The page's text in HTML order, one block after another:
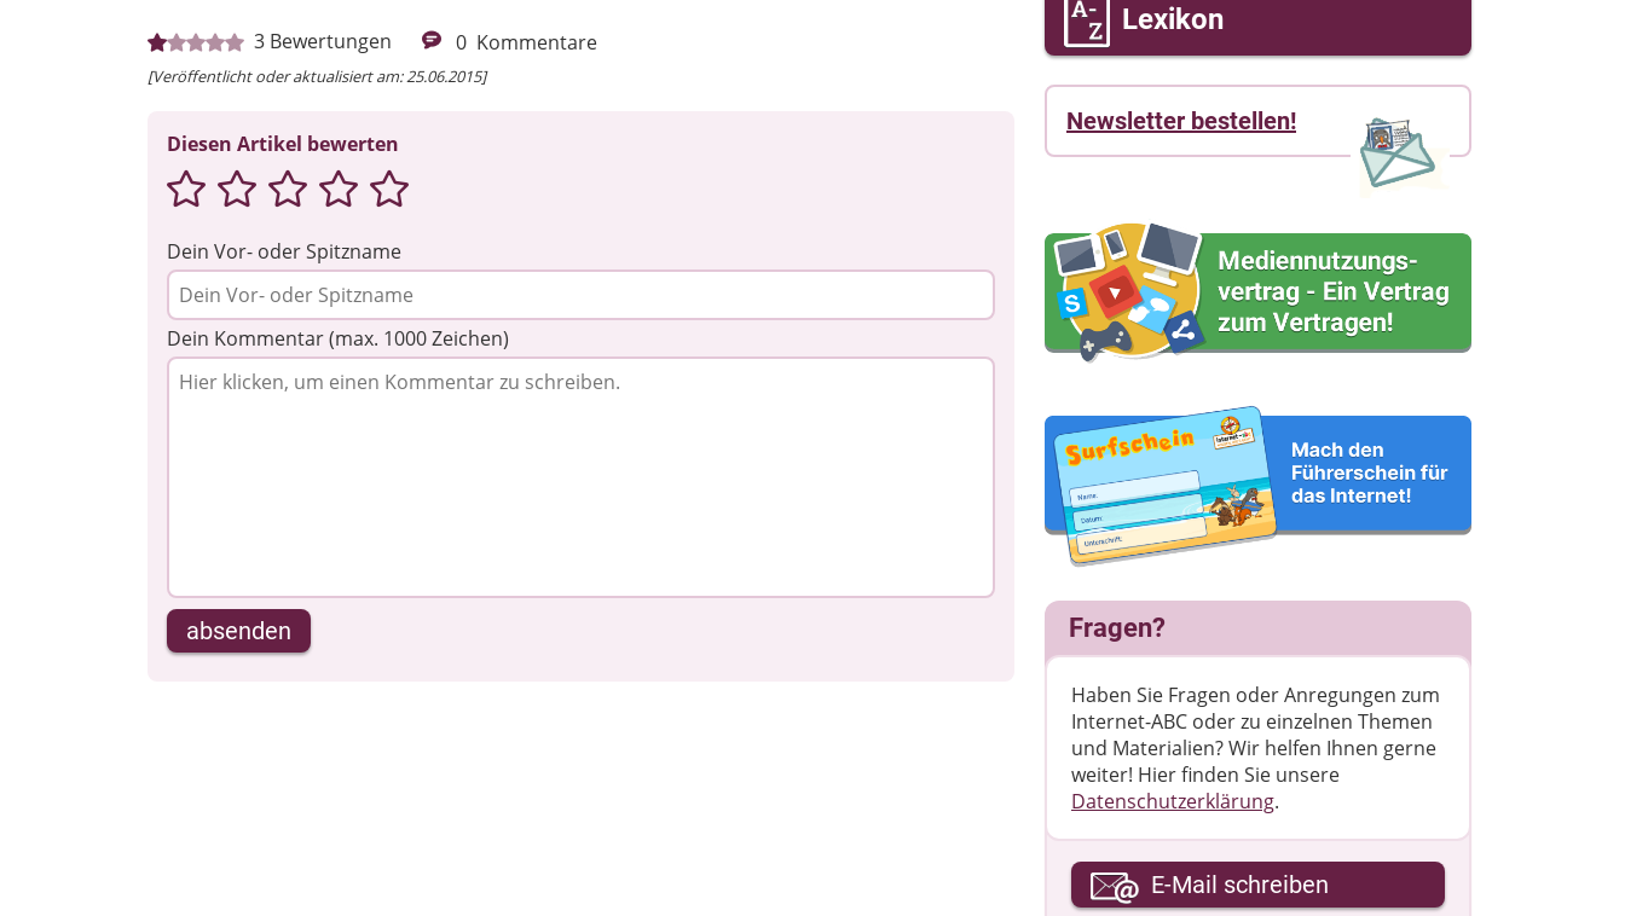
3 Bewertungen 0 Kommentare
[Veröffentlicht oder aktualisiert am: 25.06.2015]
Diesen Artikel bewerten
Dein Vor- oder Spitzname
Dein Kommentar (max. 1000 Zeichen)
absenden
Lexikon
Newsletter bestellen!
Fragen?
Haben Sie Fragen oder Anregungen zum
Internet-ABC oder zu einzelnen Themen
und Materialien? Wir helfen Ihnen gerne
weiter! ​Hier finden Sie unsere
Datenschutzerklärung.
Ihre E-Mail-Adresse
E-Mail schreiben